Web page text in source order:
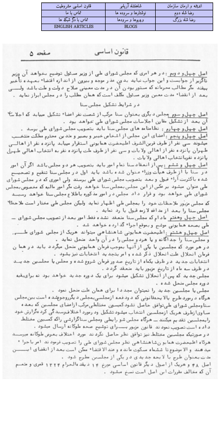
قانون اساسی مشروطیت شاهنشاه آریامهر
اندیشه و ارمان سازمان
تماس با ما
نوشتارها و سروده ها
رضا شاه دوم
تماس با دگر شبکه ها
ویدیوها و سرودها
رضا شاه بزرگ
ENGLISH ARTICLES
BLOGS